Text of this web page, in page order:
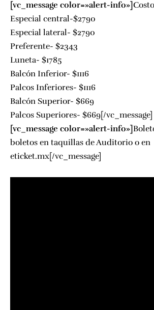
[vc_message color=»alert-info»]
Especial central-$2790
Especial lateral- $2790
Preferente- $2343
Luneta- $1785
Balcón Inferior- $1116
Palcos Inferiores- $1116
Balcón Superior- $669
Palcos Superiores- $669[/vc_message]
[vc_message color=»alert-info»]
boletos en taquillas de Auditorio o en
eticket.mx[/vc_message]